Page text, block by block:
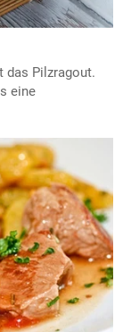
das Pilzragout.
eine